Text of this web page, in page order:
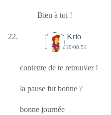
Bien à toi !
:0010: Krio
29/12/2010/08:51
contente de te retrouver !
la pause fut bonne ?
bonne journée